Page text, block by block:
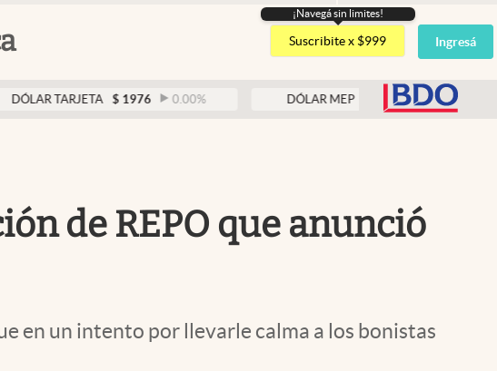
Argentina
España
USA
¡Navegá sin limites!
Suscribite x $999 Ingresá
TARJETA $ 1976 0.00% DÓLAR MEP $ 1526,03 0.43 %
de REPO que anunció
en un intento por llevarle calma a los bonistas